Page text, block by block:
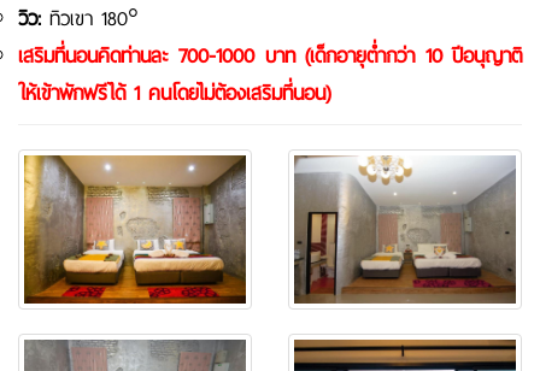
วิว: ทิวเขา 180°
เสริมที่นอนคิดท่านละ 700-1000 บาท (เด็กอายุต่ำกว่า 10 ปีอนุญาติ
ให้เข้าพักฟรีได้ 1 คนโดยไม่ต้องเสริมที่นอน)